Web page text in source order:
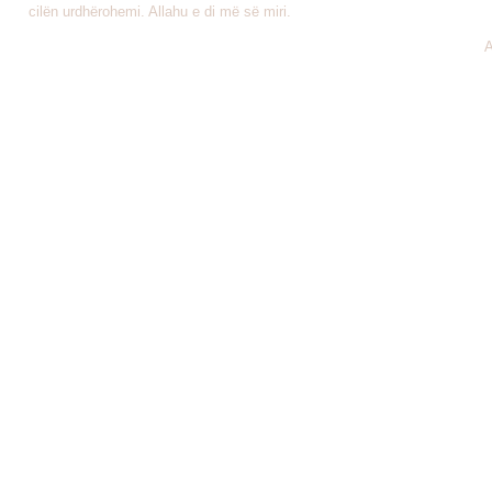
cilën urdhërohemi. Allahu e di më së miri.